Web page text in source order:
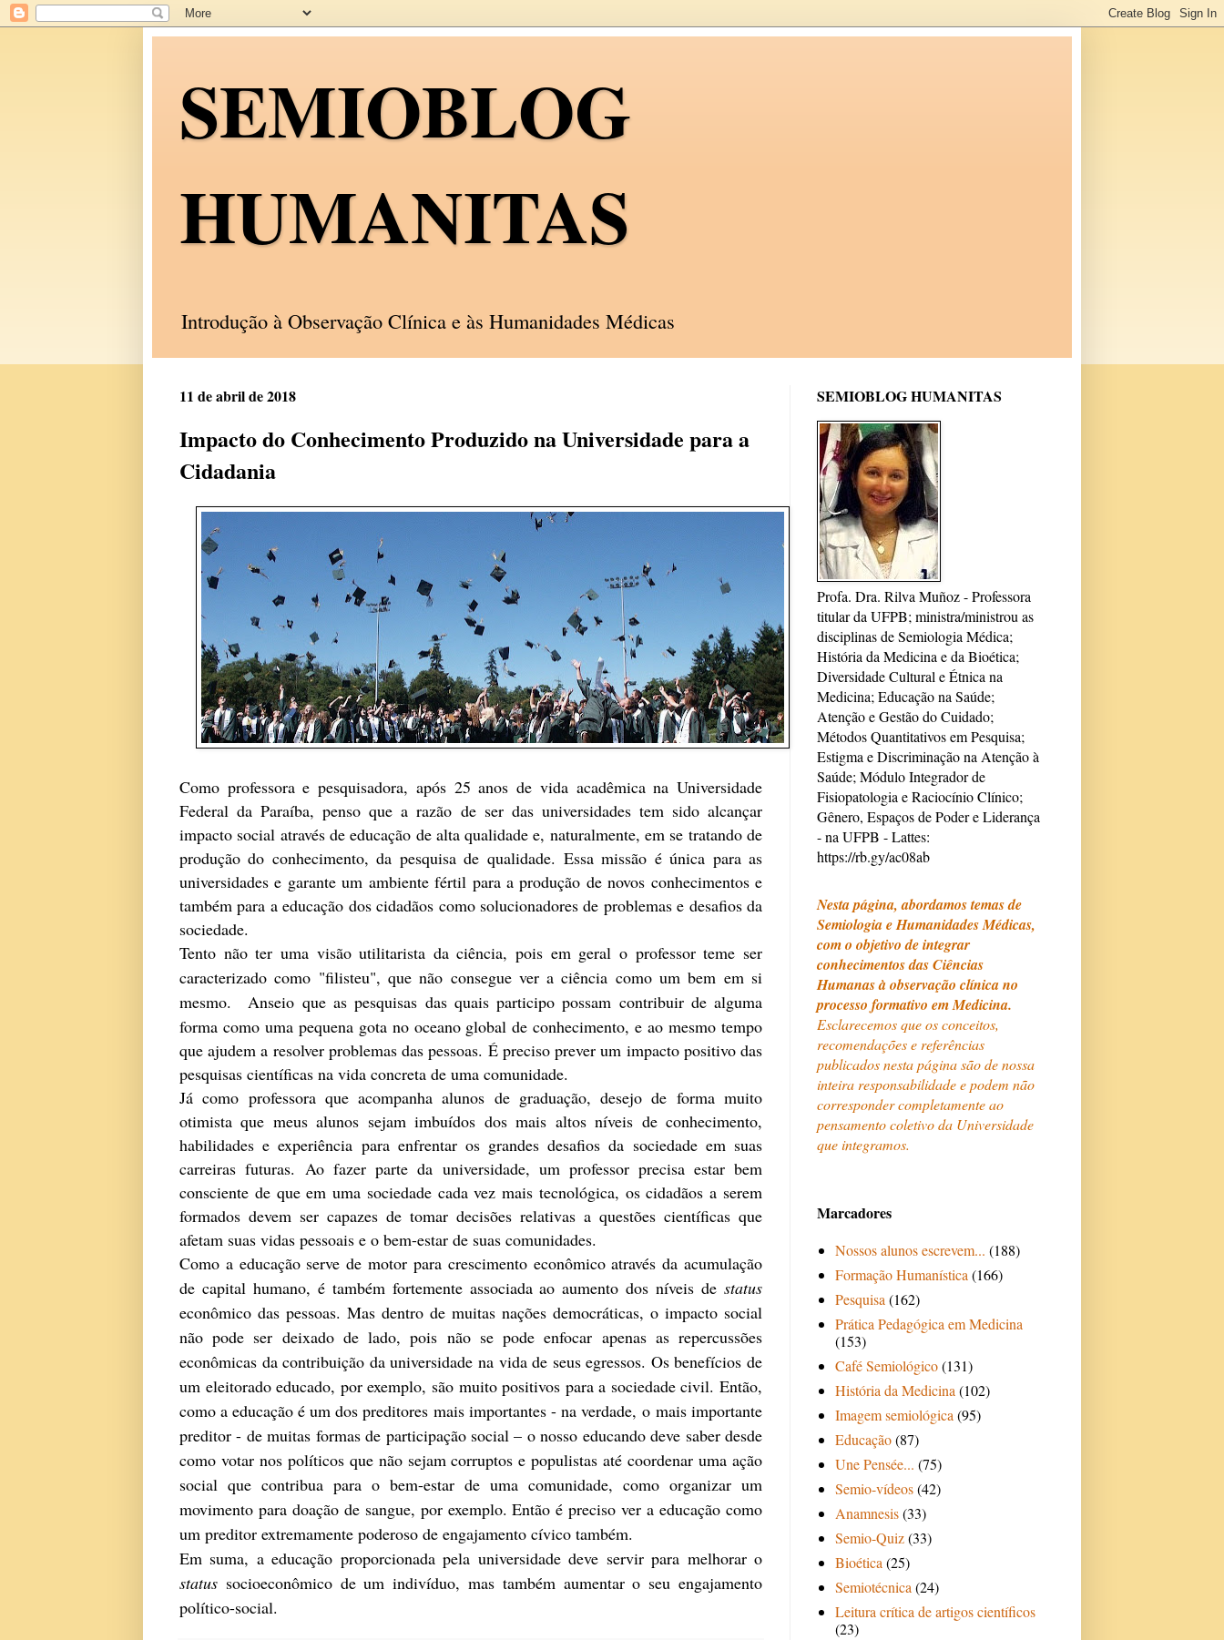
SEMIOBLOG
HUMANITAS
Introdução à Observação Clínica e às Humanidades Médicas
11 de abril de 2018
Impacto do Conhecimento Produzido na Universidade para a
Cidadania
Como professora e pesquisadora, após 25 anos de vida acadêmica na Universidade
Federal da Paraíba, penso que a razão de ser das universidades tem sido alcançar
impacto social através de educação de alta qualidade e, naturalmente, em se tratando de
produção do conhecimento, da pesquisa de qualidade. Essa missão é única para as
universidades e garante um ambiente fértil para a produção de novos conhecimentos e
também para a educação dos cidadãos como solucionadores de problemas e desafios da
sociedade.
Tento não ter uma visão utilitarista da ciência, pois em geral o professor teme ser
caracterizado como "filisteu", que não consegue ver a ciência como um bem em si
mesmo. Anseioque as pesquisas das quais participo possam contribuir de alguma
forma como uma pequena gota no oceano global de conhecimento, e ao mesmo tempo
que ajudem a resolver problemas das pessoas. É preciso prever um impacto positivo das
pesquisas científicas na vida concreta de uma comunidade.
Já como professora que acompanha alunos de graduação, desejo de forma muito
otimista que meus alunos sejam imbuídos dos mais altos níveis de conhecimento,
habilidades e experiência para enfrentar os grandes desafios da sociedade em suas
carreiras futuras. Ao fazer parte da universidade, um professor precisa estar bem
consciente de que em uma sociedade cada vez mais tecnológica, os cidadãos a serem
formados devem ser capazes de tomar decisões relativas a questões científicas que
afetam suas vidas pessoais e o bem-estar de suas comunidades.
Como a educação serve de motor para crescimento econômico através da acumulação
de capital humano, é também fortemente associada ao aumento dos níveis de status
econômico das pessoas. Mas dentro de muitas nações democráticas, o impacto social
não pode ser deixado de lado, pois não se pode enfocar apenas as repercussões
econômicas da contribuição da universidade na vida de seus egressos. Os benefícios de
um eleitorado educado, por exemplo, são muito positivos para a sociedade civil. Então,
como a educação é um dos preditores mais importantes - na verdade, o mais importante
preditor - de muitas formas de participação social – o nosso educando deve saber desde
como votar nos políticos que não sejam corruptos e populistas até coordenar uma ação
social que contribua para o bem-estar de uma comunidade, como organizar um
movimento para doação de sangue, por exemplo. Então é preciso ver a educação como
um preditor extremamente poderoso de engajamento cívico também.
Em suma, aeducação proporcionada pela universidade deve servir para melhorar o
status socioeconômico de um indivíduo, mas também aumentar o seu engajamento
político-social.
SEMIOBLOG HUMANITAS
Profa. Dra. Rilva Muñoz - Professora
titular da UFPB; ministra/ministrou as
disciplinas de Semiologia Médica;
História da Medicina e da Bioética;
Diversidade Cultural e Étnica na
Medicina; Educação na Saúde;
Atenção e Gestão do Cuidado;
Métodos Quantitativos em Pesquisa;
Estigma e Discriminação na Atenção à
Saúde; Módulo Integrador de
Fisiopatologia e Raciocínio Clínico;
Gênero, Espaços de Poder e Liderança
- na UFPB - Lattes:
https://rb.gy/ac08ab
Nesta página, abordamos temas de
Semiologia e Humanidades Médicas,
com o objetivo de integrar
conhecimentos das Ciências
Humanas à observação clínica no
processo formativo em Medicina.
Esclarecemos que os conceitos,
recomendações e referências
publicados nesta página são de nossa
inteira responsabilidade e podem não
corresponder completamente ao
pensamento coletivo da Universidade
que integramos.
Marcadores
Nossos alunos escrevem... (188)
Formação Humanística (166)
Pesquisa (162)
Prática Pedagógica em Medicina
(153)
Café Semiológico(131)
História da Medicina (102)
Imagem semiológica (95)
Educação(87)
Une Pensée... (75)
Semio-vídeos(42)
Anamnesis(33)
Semio-Quiz(33)
Bioética (25)
Semiotécnica (24)
Leitura crítica de artigos científicos
(23)